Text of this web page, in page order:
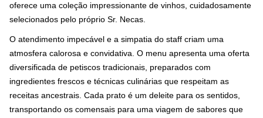
oferece uma coleção impressionante de vinhos, cuidadosamente
selecionados pelo próprio Sr. Necas.
O atendimento impecável e a simpatia do staff criam uma
atmosfera calorosa e convidativa. O menu apresenta uma oferta
diversificada de petiscos tradicionais, preparados com
ingredientes frescos e técnicas culinárias que respeitam as
receitas ancestrais. Cada prato é um deleite para os sentidos,
transportando os comensais para uma viagem de sabores que